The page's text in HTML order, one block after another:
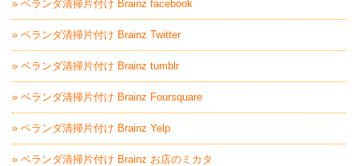
» ベランダ清掃片付け Brainz facebook
» ベランダ清掃片付け Brainz Twitter
» ベランダ清掃片付け Brainz tumblr
» ベランダ清掃片付け Brainz Foursquare
» ベランダ清掃片付け Brainz Yelp
» ベランダ清掃片付け Brainz お店のミカタ